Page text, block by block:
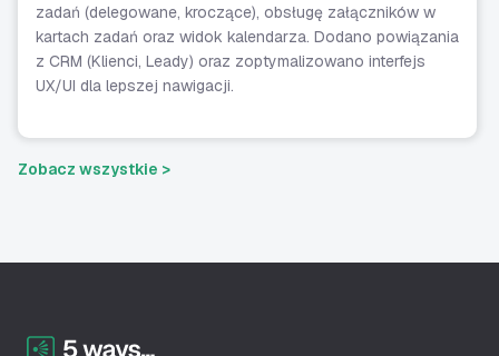
zadań (delegowane, kroczące), obsługę załączników w
kartach zadań oraz widok kalendarza. Dodano powiązania
z CRM (Klienci, Leady) oraz zoptymalizowano interfejs
UX/UI dla lepszej nawigacji.
Zobacz wszystkie >